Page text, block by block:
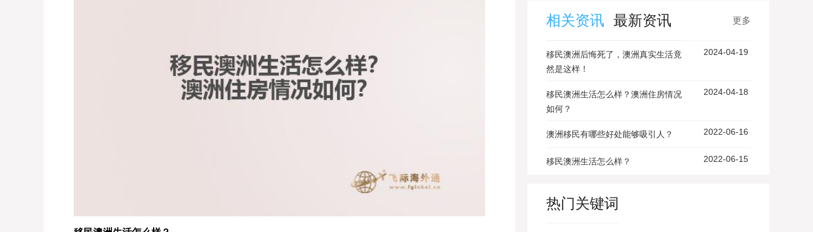
相关资讯 最新资讯 更多
移民澳洲后悔死了，澳洲真实生活竟
然是这样！
2024-04-19
移民澳洲生活怎么样？澳洲住房情况
如何？
2024-04-18
澳洲移民有哪些好处能够吸引人？ 2022-06-16
移民澳洲生活怎么样？ 2022-06-15
热门关键词